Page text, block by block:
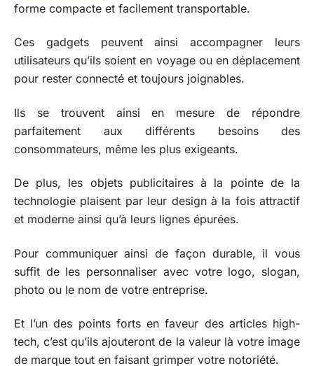
forme compacte et facilement transportable.
Ces gadgets peuvent ainsi accompagner leurs
utilisateurs qu’ils soient en voyage ou en déplacement
pour rester connecté et toujours joignables.
Ils se trouvent ainsi en mesure de répondre
parfaitement aux différents besoins des
consommateurs, même les plus exigeants.
De plus, les objets publicitaires à la pointe de la
technologie plaisent par leur design à la fois attractif
et moderne ainsi qu’à leurs lignes épurées.
Pour communiquer ainsi de façon durable, il vous
suffit de les personnaliser avec votre logo, slogan,
photo ou le nom de votre entreprise.
Et l’un des points forts en faveur des articles high-
tech, c’est qu’ils ajouteront de la valeur là votre image
de marque tout en faisant grimper votre notoriété.